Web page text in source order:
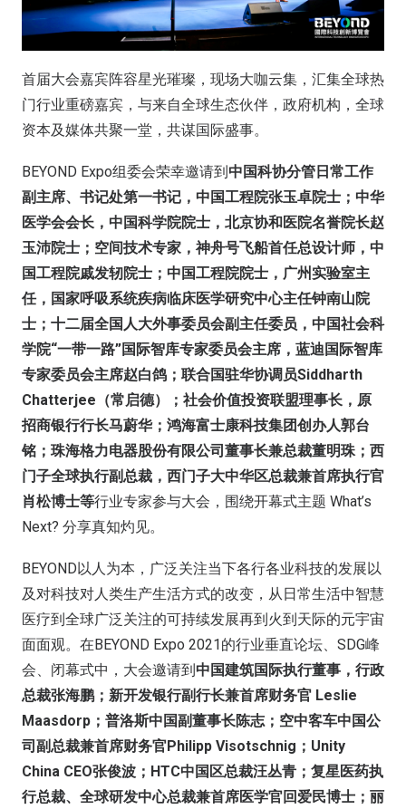
首届大会嘉宾阵容星光璀璨，现场大咖云集，汇集全球热
门行业重磅嘉宾，与来自全球生态伙伴，政府机构，全球
资本及媒体共聚一堂，共谋国际盛事。
BEYOND Expo组委会荣幸邀请到中国科协分管日常工作
副主席、书记处第一书记，中国工程院张玉卓院士；中华
医学会会长，中国科学院院士，北京协和医院名誉院长赵
玉沛院士；空间技术专家，神舟号飞船首任总设计师，中
国工程院戚发轫院士；中国工程院院士，广州实验室主
任，国家呼吸系统疾病临床医学研究中心主任钟南山院
士；十二届全国人大外事委员会副主任委员，中国社会科
学院“一带一路”国际智库专家委员会主席，蓝迪国际智库
专家委员会主席赵白鸽；联合国驻华协调员Siddharth
Chatterjee（常启德）；社会价值投资联盟理事长，原
招商银行行长马蔚华；鸿海富士康科技集团创办人郭台
铭；珠海格力电器股份有限公司董事长兼总裁董明珠；西
门子全球执行副总裁，西门子大中华区总裁兼首席执行官
肖松博士等行业专家参与大会，围绕开幕式主题 What’s
Next? 分享真知灼见。
BEYOND以人为本，广泛关注当下各行各业科技的发展以
及对科技对人类生产生活方式的改变，从日常生活中智慧
医疗到全球广泛关注的可持续发展再到火到天际的元宇宙
面面观。在BEYOND Expo 2021的行业垂直论坛、SDG峰
会、闭幕式中，大会邀请到中国建筑国际执行董事，行政
总裁张海鹏；新开发银行副行长兼首席财务官 Leslie
Maasdorp；普洛斯中国副董事长陈志；空中客车中国公
司副总裁兼首席财务官Philipp Visotschnig；Unity
China CEO张俊波；HTC中国区总裁汪丛青；复星医药执
行总裁、全球研发中心总裁兼首席医学官回爱民博士；丽